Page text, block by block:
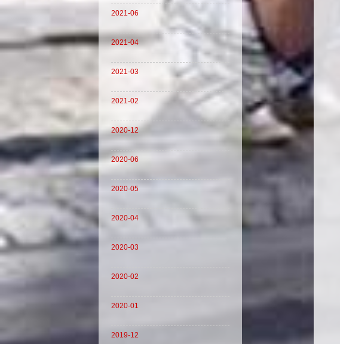
2021-06
2021-04
2021-03
2021-02
2020-12
2020-06
2020-05
2020-04
2020-03
2020-02
2020-01
2019-12